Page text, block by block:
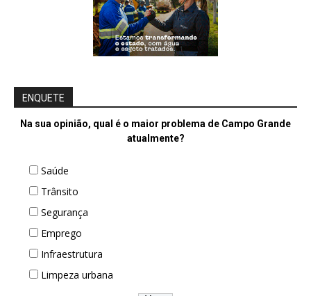
ENQUETE
Na sua opinião, qual é o maior problema de Campo Grande
atualmente?
Saúde
Trânsito
Segurança
Emprego
Infraestrutura
Limpeza urbana